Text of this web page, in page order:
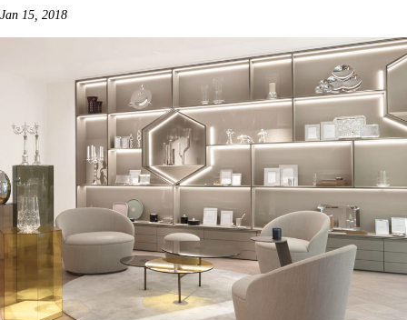
Jan 15, 2018